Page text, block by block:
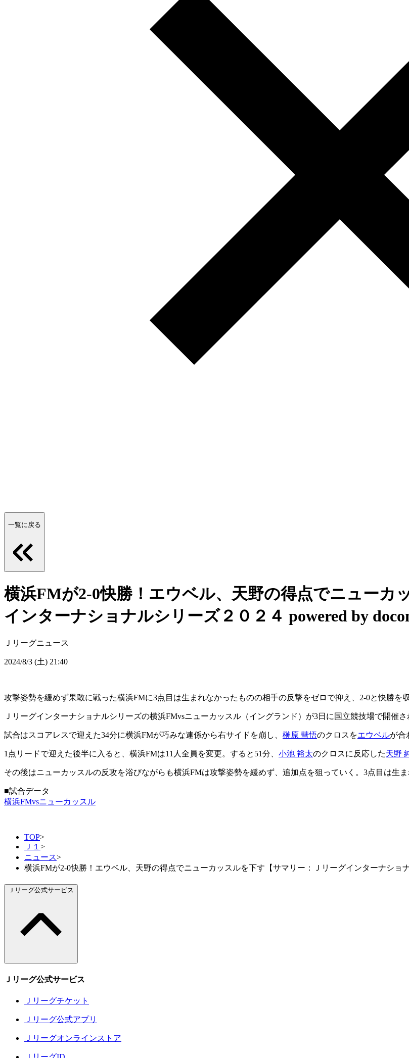
一覧に戻る
横浜FMが2-0快勝！エウベル、天野の得点でニューカ
インターナショナルシリーズ２０２４ powered by
Ｊリーグニュース
2024/8/3 (土) 21:40
攻撃姿勢を緩めず果敢に戦った横浜FMに3点目は生まれなかったものの相手の反撃をゼロで抑え、2-0と快勝を
Ｊリーグインターナショナルシリーズの横浜FMvsニューカッスル（イングランド）が3日に国立競技場で開催さ
試合はスコアレスで迎えた34分に横浜FMが巧みな連係から右サイドを崩し、 榊原 彗悟のクロスをエウベルが合
1点リードで迎えた後半に入ると、横浜FMは11人全員を変更。すると51分、 小池 裕太のクロスに反応した天野
その後はニューカッスルの反攻を浴びながらも横浜FMは攻撃姿勢を緩めず、追加点を狙っていく。3点目は生
■試合データ
横浜FMvsニューカッスル
TOP>
Ｊ１ >
ニュース>
横浜FMが2-0快勝！エウベル、天野の得点でニューカッスルを下す【サマリー：Ｊリーグインターナショナ
Ｊリーグ公式サービス
Ｊリーグ公式サービス
Ｊリーグチケット
Ｊリーグ公式アプリ
Ｊリーグオンラインストア